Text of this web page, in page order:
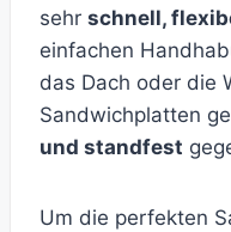
sehr schnell,
einfachen
das Dach oder die
Sandwichplatten
und standfest
Um die perfekten